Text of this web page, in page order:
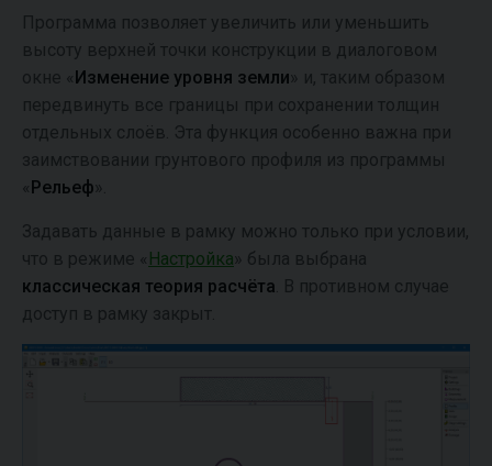
Программа позволяет увеличить или уменьшить
высоту верхней точки конструкции в диалоговом
окне « Изменение уровня земли » и, таким образом
передвинуть все границы при сохранении толщин
отдельных слоёв. Эта функция особенно важна при
заимствовании грунтового профиля из программы
« Рельеф ».
Задавать данные в рамку можно только при условии,
что в режиме « Настройка » была выбрана
классическая теория расчёта . В противном случае
доступ в рамку закрыт.